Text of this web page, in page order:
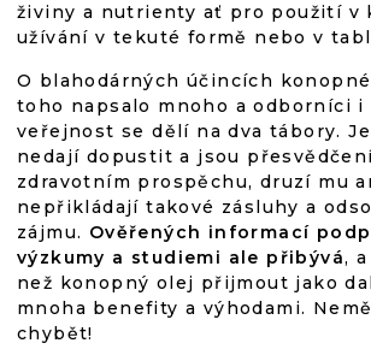
živiny a nutrienty ať pro použití v
užívání v tekuté formě nebo v
O blahodárných účincích
toho napsalo mnoho a odborníci i
veřejnost se dělí na dva tábory.
nedají dopustit a jsou
zdravotním prospěchu, druzí mu
nepřikládají takové zásluhy a
zájmu. Ověřených informací
výzkumy a studiemi ale přibývá,
než konopný olej přijmout jako
mnoha benefity a výhodami.
chybět!